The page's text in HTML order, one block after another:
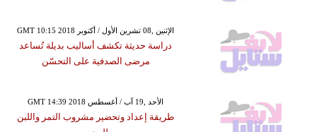
GMT 10:15 2018 الإثنين ,08 تشرين الأول / أكتوبر
دراسة حديثة تكشف أساليب بديلة تُساعد
مرضى الصدفية على التحسّن
GMT 14:39 2018 الأحد ,19 آب / أغسطس
طريقة إعداد وتحضير مشروب التمر واللبن